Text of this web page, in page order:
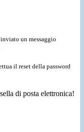
un messaggio
il reset della password
di posta elettronica!